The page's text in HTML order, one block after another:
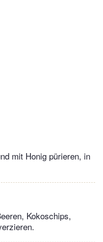
mit Honig pürieren, in
Kokoschips,